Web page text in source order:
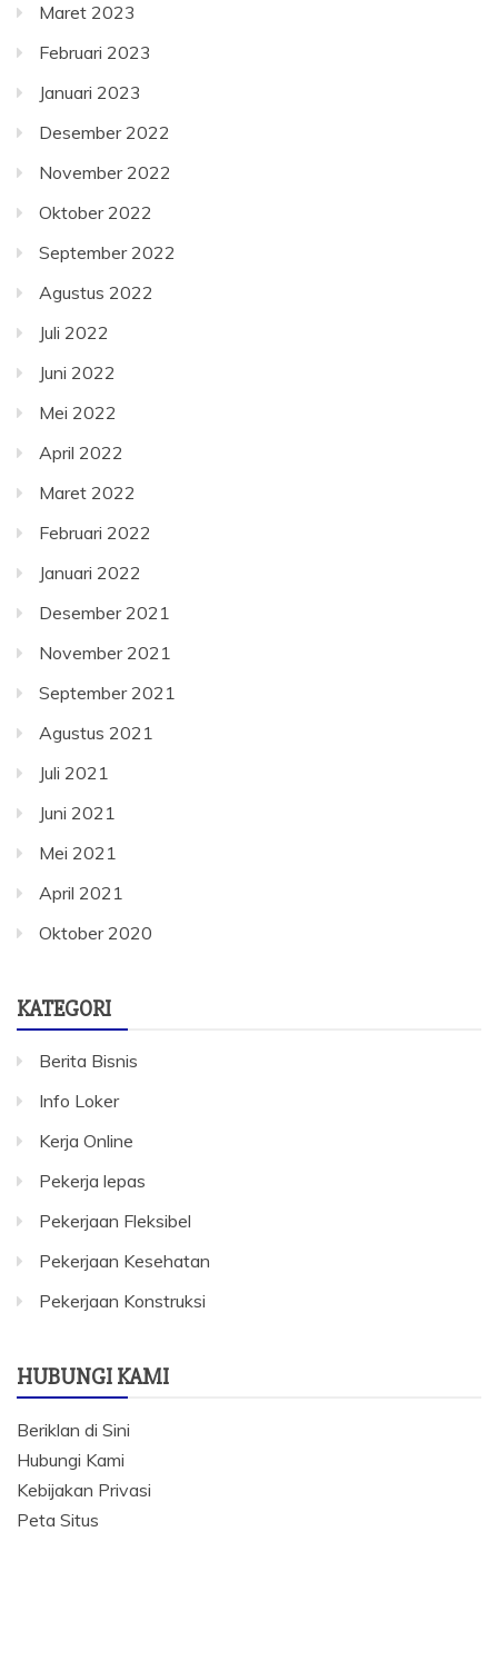
Maret 2023
Februari 2023
Januari 2023
Desember 2022
November 2022
Oktober 2022
September 2022
Agustus 2022
Juli 2022
Juni 2022
Mei 2022
April 2022
Maret 2022
Februari 2022
Januari 2022
Desember 2021
November 2021
September 2021
Agustus 2021
Juli 2021
Juni 2021
Mei 2021
April 2021
Oktober 2020
KATEGORI
Berita Bisnis
Info Loker
Kerja Online
Pekerja lepas
Pekerjaan Fleksibel
Pekerjaan Kesehatan
Pekerjaan Konstruksi
HUBUNGI KAMI
Beriklan di Sini
Hubungi Kami
Kebijakan Privasi
Peta Situs